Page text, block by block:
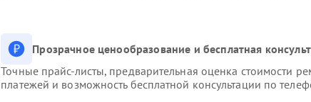
Прозрачное ценообразование и бесплатная
Точные прайс-листы, предварительная оценка стоимости
платежей и возможность бесплатной консультации по